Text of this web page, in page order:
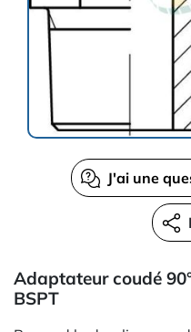
J'ai une
Adaptateur coudé
BSPT